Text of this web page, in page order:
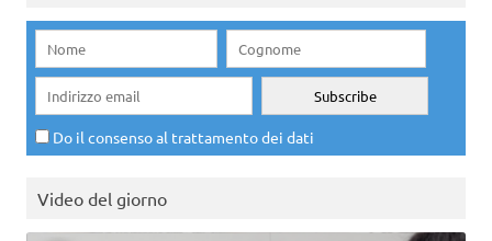
Do il consenso al trattamento dei dati
Video del giorno